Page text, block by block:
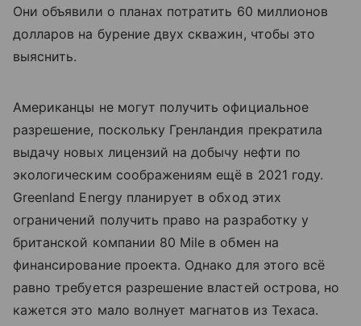
Они объявили о планах потратить 60 миллионов
долларов на бурение двух скважин, чтобы это
выяснить.
Американцы не могут получить официальное
разрешение, поскольку Гренландия прекратила
выдачу новых лицензий на добычу нефти по
экологическим соображениям ещё в 2021 году.
Greenland Energy планирует в обход этих
ограничений получить право на разработку у
британской компании 80 Mile в обмен на
финансирование проекта. Однако для этого всё
равно требуется разрешение властей острова, но
кажется это мало волнует магнатов из Техаса.